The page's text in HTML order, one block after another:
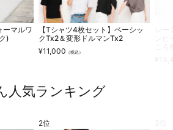
ーマルワ
)
【Tシャツ4枚セット】ベーシッ
クTx2＆変形ドルマンTx2
¥11,000 （税込）
人気ランキング